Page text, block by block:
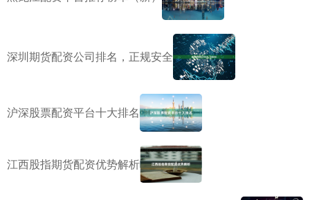
深圳期货配资公司排名，正规安全
沪深股票配资平台十大排名
江西股指期货配资优势解析